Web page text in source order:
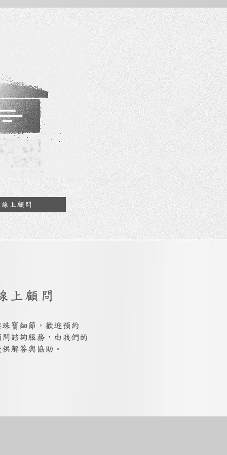
上顧問
上顧問
寶細節，歡迎預約
諮詢服務，由我們的
解答與協助。